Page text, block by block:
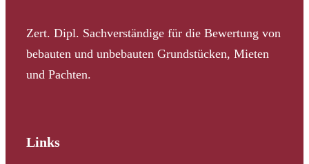
Zert. Dipl. Sachverständige für die Bewertung von
bebauten und unbebauten Grundstücken, Mieten
und Pachten.
Links